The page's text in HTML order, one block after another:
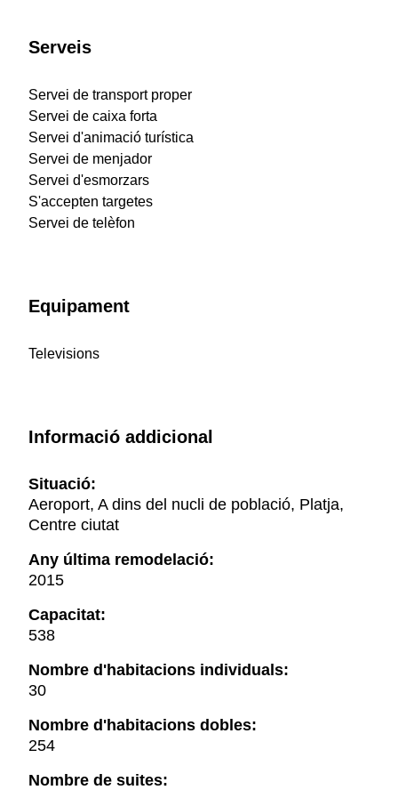
Serveis
Servei de transport proper
Servei de caixa forta
Servei d'animació turística
Servei de menjador
Servei d'esmorzars
S'accepten targetes
Servei de telèfon
Equipament
Televisions
Informació addicional
Situació:
Aeroport, A dins del nucli de població, Platja,
Centre ciutat
Any última remodelació:
2015
Capacitat:
538
Nombre d'habitacions individuals:
30
Nombre d'habitacions dobles:
254
Nombre de suites: